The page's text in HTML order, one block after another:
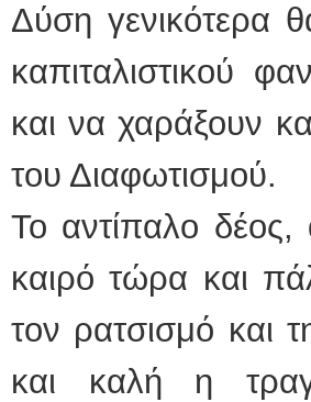
Δύση γενικότερα
καπιταλιστικού
και να χαράξουν
του Διαφωτισμού.
Το αντίπαλο δέος,
καιρό τώρα και
τον ρατσισμό και
και καλή η